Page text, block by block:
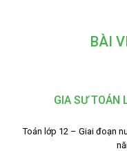
BÀI
GIA SƯ TOÁN
Toán lớp 12 – Giai đoạn